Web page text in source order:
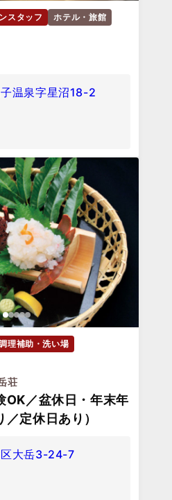
スタッフ ホテル・旅館
温泉字星沼18-2
理補助・洗い場
荘
OK／盆休日・年末年
定休日あり）
大岳3-24-7